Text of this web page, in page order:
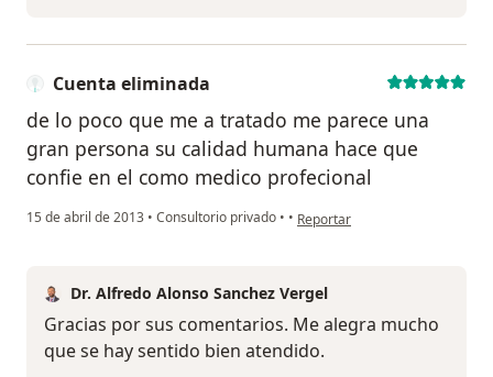
Cuenta eliminada
de lo poco que me a tratado me parece una
gran persona su calidad humana hace que
confie en el como medico profecional
15 de abril de 2013 • Consultorio privado • • en opinión del usuario Cuenta
Reportar
Dr. Alfredo Alonso Sanchez Vergel
Gracias por sus comentarios. Me alegra mucho
que se hay sentido bien atendido.